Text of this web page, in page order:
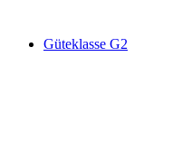
Güteklasse G2